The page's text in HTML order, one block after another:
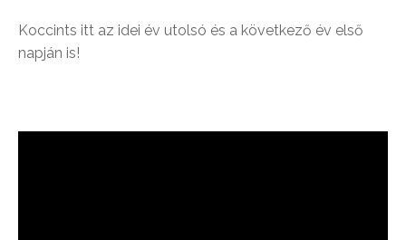
Koccints itt az idei év utolsó és a következő év első
napján is!